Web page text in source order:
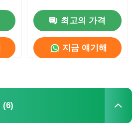
최고의 가격
지금 얘기해
(6)